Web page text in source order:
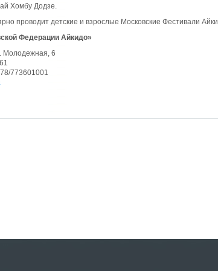
Хомбу Додзе.
проводит детские и взрослые Московские Фестивали
Федерации Айкидо»
Молодежная, 6
773601001